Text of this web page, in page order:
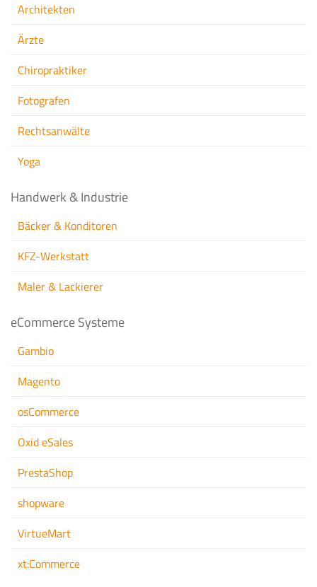
Architekten
Ärzte
Chiropraktiker
Fotografen
Rechtsanwälte
Yoga
Handwerk & Industrie
Bäcker & Konditoren
KFZ-Werkstatt
Maler & Lackierer
eCommerce Systeme
Gambio
Magento
osCommerce
Oxid eSales
PrestaShop
shopware
VirtueMart
xt:Commerce